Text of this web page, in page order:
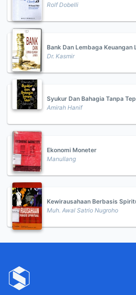
Rolf Dobelli
Bank Dan Lembaga Keuangan
Dr. Kasmir
Syukur Dan Bahagia Tanpa
Amirah Hanif
Ekonomi Moneter
Manullang
Kewirausahaan Berbasis
Muh. Awal Satrio Nugroho